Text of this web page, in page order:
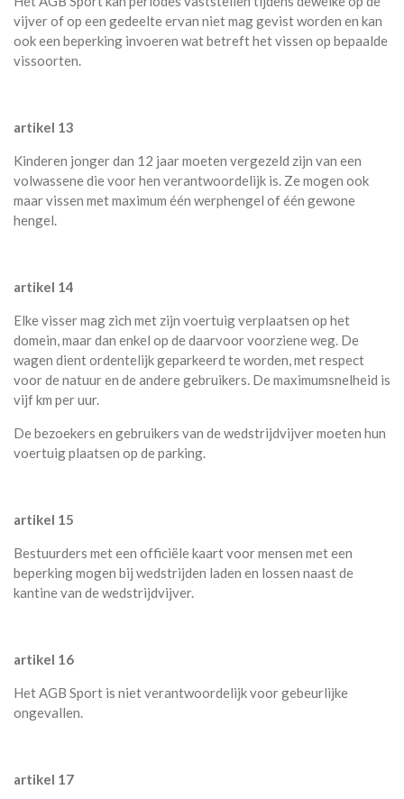
vijver of op een gedeelte ervan niet mag gevist worden en kan
ook een beperking invoeren wat betreft het vissen op bepaalde
vissoorten.
artikel 13
Kinderen jonger dan 12 jaar moeten vergezeld zijn van een
volwassene die voor hen verantwoordelijk is. Ze mogen ook
maar vissen met maximum één werphengel of één gewone
hengel.
artikel 14
Elke visser mag zich met zijn voertuig verplaatsen op het
domein, maar dan enkel op de daarvoor voorziene weg. De
wagen dient ordentelijk geparkeerd te worden, met respect
voor de natuur en de andere gebruikers. De maximumsnelheid is
vijf km per uur.
De bezoekers en gebruikers van de wedstrijdvijver moeten hun
voertuig plaatsen op de parking.
artikel 15
Bestuurders met een officiële kaart voor mensen met een
beperking mogen bij wedstrijden laden en lossen naast de
kantine van de wedstrijdvijver.
artikel 16
Het AGB Sport is niet verantwoordelijk voor gebeurlijke
ongevallen.
artikel 17